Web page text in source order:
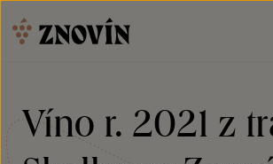
Víno r. 2021 z